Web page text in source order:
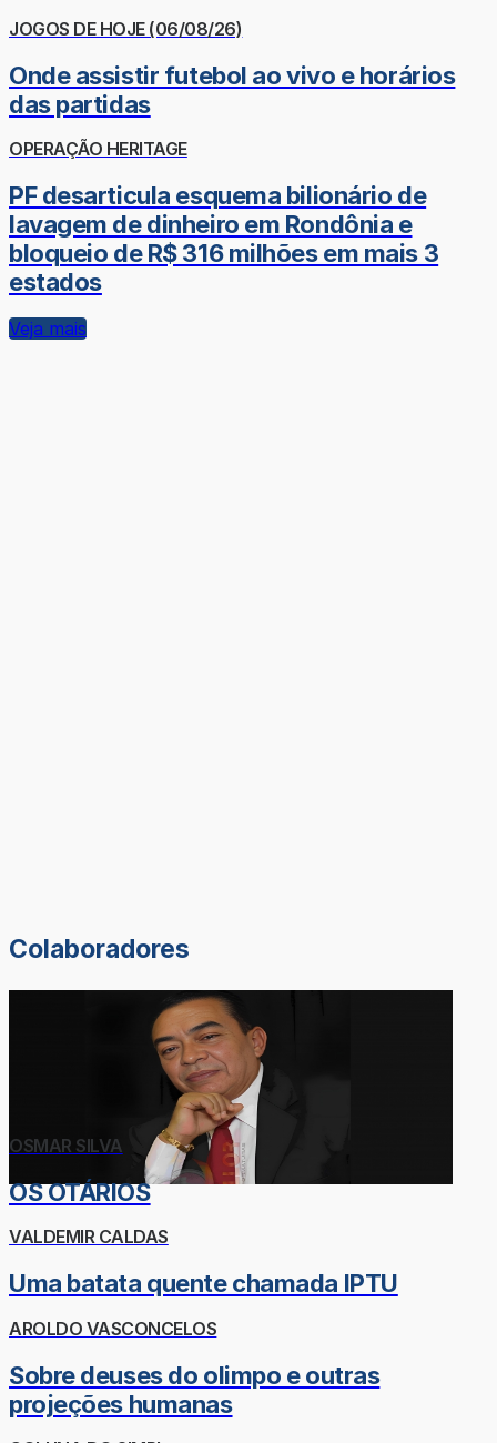
JOGOS DE HOJE (06/08/26)
Onde assistir futebol ao vivo e horários
das partidas
OPERAÇÃO HERITAGE
PF desarticula esquema bilionário de
lavagem de dinheiro em Rondônia e
bloqueio de R$ 316 milhões em mais 3
estados
Veja mais
Colaboradores
OSMAR SILVA
OS OTÁRIOS
VALDEMIR CALDAS
Uma batata quente chamada IPTU
AROLDO VASCONCELOS
Sobre deuses do olimpo e outras
projeções humanas